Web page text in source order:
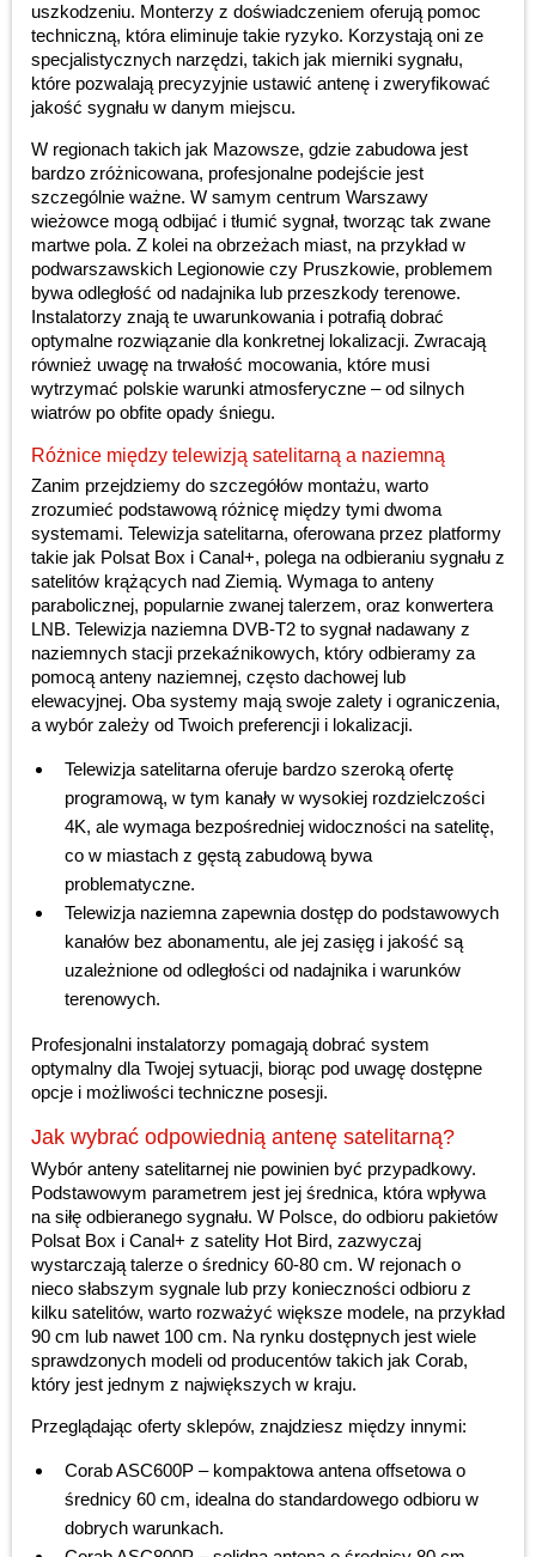
uszkodzeniu. Monterzy z doświadczeniem oferują pomoc
techniczną, która eliminuje takie ryzyko. Korzystają oni ze
specjalistycznych narzędzi, takich jak mierniki sygnału,
które pozwalają precyzyjnie ustawić antenę i zweryfikować
jakość sygnału w danym miejscu.
W regionach takich jak Mazowsze, gdzie zabudowa jest
bardzo zróżnicowana, profesjonalne podejście jest
szczególnie ważne. W samym centrum Warszawy
wieżowce mogą odbijać i tłumić sygnał, tworząc tak zwane
martwe pola. Z kolei na obrzeżach miast, na przykład w
podwarszawskich Legionowie czy Pruszkowie, problemem
bywa odległość od nadajnika lub przeszkody terenowe.
Instalatorzy znają te uwarunkowania i potrafią dobrać
optymalne rozwiązanie dla konkretnej lokalizacji. Zwracają
również uwagę na trwałość mocowania, które musi
wytrzymać polskie warunki atmosferyczne – od silnych
wiatrów po obfite opady śniegu.
Różnice między telewizją satelitarną a naziemną
Zanim przejdziemy do szczegółów montażu, warto
zrozumieć podstawową różnicę między tymi dwoma
systemami. Telewizja satelitarna, oferowana przez platformy
takie jak Polsat Box i Canal+, polega na odbieraniu sygnału z
satelitów krążących nad Ziemią. Wymaga to anteny
parabolicznej, popularnie zwanej talerzem, oraz konwertera
LNB. Telewizja naziemna DVB-T2 to sygnał nadawany z
naziemnych stacji przekaźnikowych, który odbieramy za
pomocą anteny naziemnej, często dachowej lub
elewacyjnej. Oba systemy mają swoje zalety i ograniczenia,
a wybór zależy od Twoich preferencji i lokalizacji.
Telewizja satelitarna oferuje bardzo szeroką ofertę
programową, w tym kanały w wysokiej rozdzielczości
4K, ale wymaga bezpośredniej widoczności na satelitę,
co w miastach z gęstą zabudową bywa
problematyczne.
Telewizja naziemna zapewnia dostęp do podstawowych
kanałów bez abonamentu, ale jej zasięg i jakość są
uzależnione od odległości od nadajnika i warunków
terenowych.
Profesjonalni instalatorzy pomagają dobrać system
optymalny dla Twojej sytuacji, biorąc pod uwagę dostępne
opcje i możliwości techniczne posesji.
Jak wybrać odpowiednią antenę satelitarną?
Wybór anteny satelitarnej nie powinien być przypadkowy.
Podstawowym parametrem jest jej średnica, która wpływa
na siłę odbieranego sygnału. W Polsce, do odbioru pakietów
Polsat Box i Canal+ z satelity Hot Bird, zazwyczaj
wystarczają talerze o średnicy 60-80 cm. W rejonach o
nieco słabszym sygnale lub przy konieczności odbioru z
kilku satelitów, warto rozważyć większe modele, na przykład
90 cm lub nawet 100 cm. Na rynku dostępnych jest wiele
sprawdzonych modeli od producentów takich jak Corab,
który jest jednym z największych w kraju.
Przeglądając oferty sklepów, znajdziesz między innymi:
Corab ASC600P – kompaktowa antena offsetowa o
średnicy 60 cm, idealna do standardowego odbioru w
dobrych warunkach.